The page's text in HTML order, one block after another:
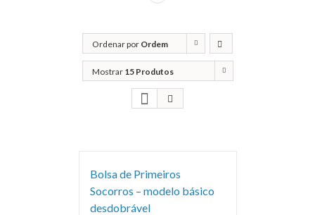
Ordenar por Ordem
predefinida
Mostrar 15 Produtos
Bolsa de Primeiros
Socorros – modelo básico
desdobrável